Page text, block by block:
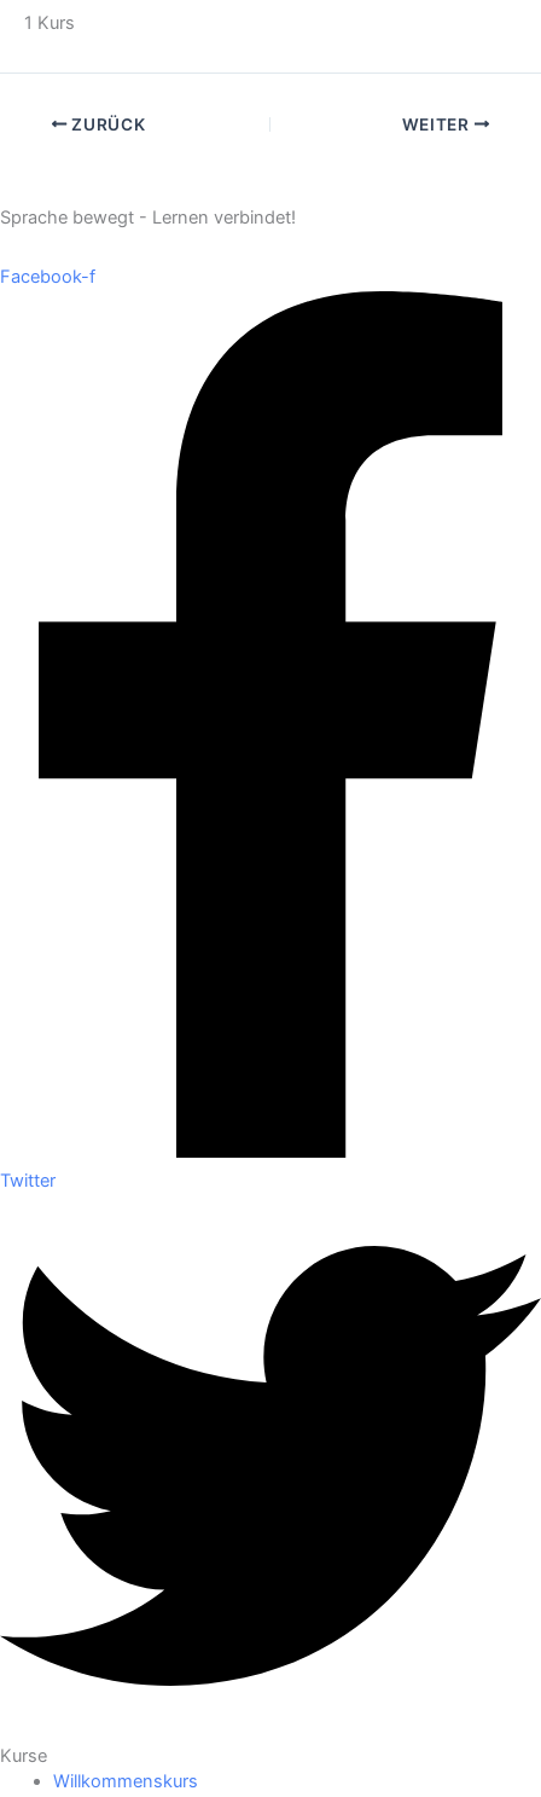
1 Kurs
ZURÜCK WEITER
Sprache bewegt - Lernen verbindet!
Facebook-f
Twitter
Kurse
Willkommenskurs